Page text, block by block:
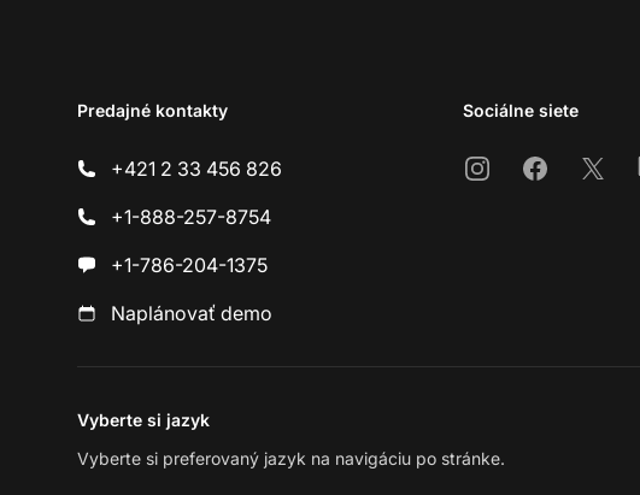
Predajné kontakty
+421 2 33 456 826
+1-888-257-8754
+1-786-204-1375
Naplánovať demo
Sociálne siete
InstagramFacebook
X
Vyberte si jazyk
Vyberte si preferovaný jazyk na navigáciu po stránke.